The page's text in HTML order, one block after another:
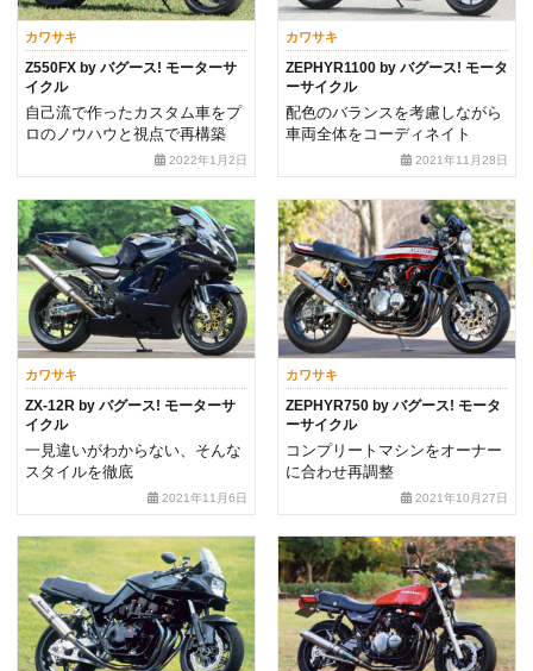
カワサキ
Z550FX by バグース! モーターサ
イクル
自己流で作ったカスタム車をプ
ロのノウハウと視点で再構築
2022年1月2日
カワサキ
ZEPHYR1100 by バグース! モータ
ーサイクル
配色のバランスを考慮しながら
車両全体をコーディネイト
2021年11月28日
カワサキ
ZX-12R by バグース! モーターサ
イクル
一見違いがわからない、そんな
スタイルを徹底
2021年11月6日
カワサキ
ZEPHYR750 by バグース! モータ
ーサイクル
コンプリートマシンをオーナー
に合わせ再調整
2021年10月27日